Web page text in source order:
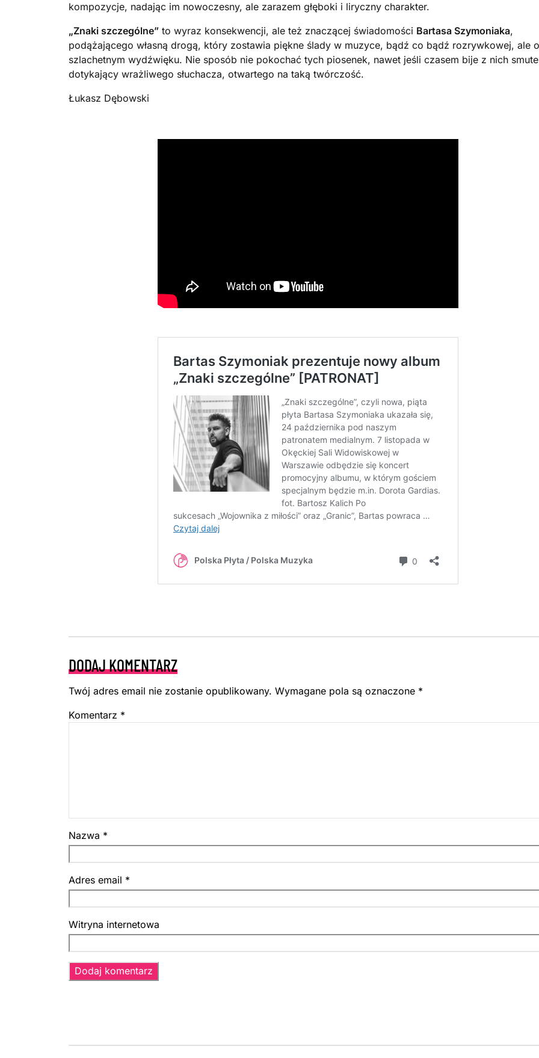
kompozycje, nadając im nowoczesny, ale zarazem głęboki i liryczny charakter.
„Znaki szczególne” to wyraz konsekwencji, ale też znaczącej świadomości Bartasa Szymoniaka,
podążającego własną drogą, który zostawia piękne ślady w muzyce, bądź co bądź rozrywkowej, ale o
szlachetnym wydźwięku. Nie sposób nie pokochać tych piosenek, nawet jeśli czasem bije z nich
dotykający wrażliwego słuchacza, otwartego na taką twórczość.
Łukasz Dębowski
DODAJ KOMENTARZ
Twój adres email nie zostanie opublikowany. Wymagane pola są oznaczone *
Komentarz *
Nazwa *
Adres email *
Witryna internetowa